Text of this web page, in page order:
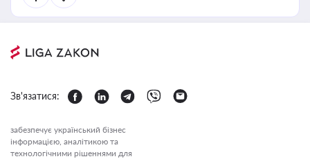
Зв'язатися:
забезпечує український бізнес
інформацією, аналітикою та
технологічними рішеннями для